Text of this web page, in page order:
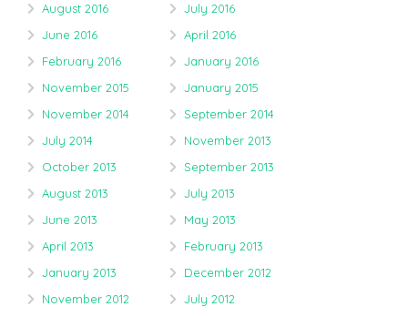
August 2016
July 2016
June 2016
April 2016
February 2016
January 2016
November 2015
January 2015
November 2014
September 2014
July 2014
November 2013
October 2013
September 2013
August 2013
July 2013
June 2013
May 2013
April 2013
February 2013
January 2013
December 2012
November 2012
July 2012